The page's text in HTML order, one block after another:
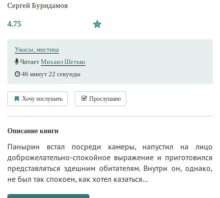
Сергей Буридамов
4.75
Ужасы, мистика
Читает Михаил Шетько
46 минут 22 секунды
Хочу послушать Прослушано
Описание книги
Панырин встал посреди камеры, напустил на лицо
доброжелательно-спокойное выражение и приготовился
представляться здешним обитателям. Внутри он, однако,
не был так спокоен, как хотел казаться...